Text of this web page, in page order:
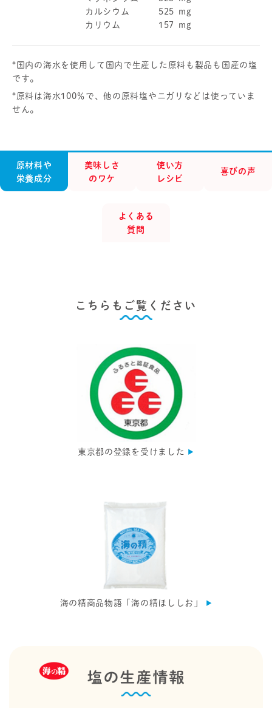
カルシウム
525
mg
カリウム
157 mg
*国内の海水を使用して国内で生産した原料も製品も国産の塩
です。
*原料は海水100％で、他の原料塩やニガリなどは使っていま
せん。
原材料や
栄養成分
美味しさ
のワケ
使い方
レシピ
喜びの声
よくある
質問
こちらもご覧ください
東京都の登録を受けました
海の精商品物語「海の精ほししお」